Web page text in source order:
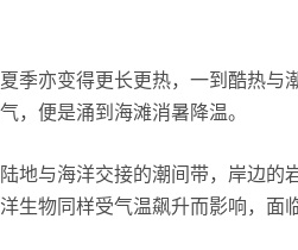
季亦变得更长更热，一到酷热与
，便是涌到海滩消暑降温。
地与海洋交接的潮间带，岸边的
生物同样受气温飙升而影响，面